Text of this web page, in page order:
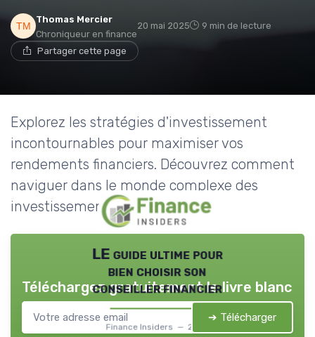
Thomas Mercier
Chroniqueur en finance
20 mai 2025 9 min de lecture
Partager cette page
Explorez les stratégies d'investissement
incontournables pour maximiser vos
rendements financiers. Découvrez comment
naviguer dans le monde complexe des
investissements avec succès.
LE guide ultime pour
bien choisir son
conseiller financier
Finance Insiders — 2026
Téléchargez gratuitement le livre blanc
➔ Télécharger